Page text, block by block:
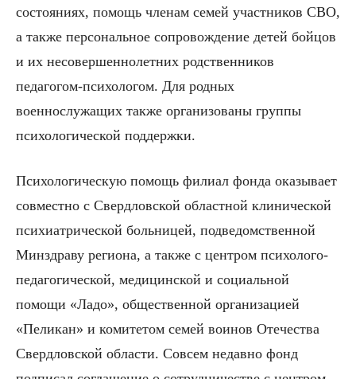
состояниях, помощь членам семей участников СВО,
а также персональное сопровождение детей бойцов
и их несовершеннолетних родственников
педагогом-психологом. Для родных
военнослужащих также организованы группы
психологической поддержки.
Психологическую помощь филиал фонда оказывает
совместно с Свердловской областной клинической
психиатрической больницей, подведомственной
Минздраву региона, а также с центром психолого-
педагогической, медицинской и социальной
помощи «Ладо», общественной организацией
«Пеликан» и комитетом семей воинов Отечества
Свердловской области. Совсем недавно фонд